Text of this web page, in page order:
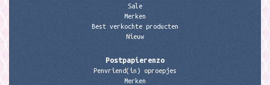
Sale
Merken
Best verkochte producten
Nieuw
Postpapierenzo
Penvriend(in) oproepjes
Merken